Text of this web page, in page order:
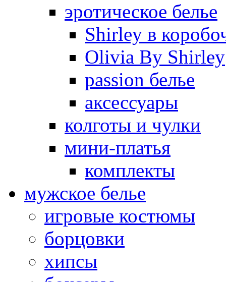
эротическое белье
Shirley в
Olivia By Shirley
passion белье
аксессуары
колготы и чулки
мини-платья
комплекты
мужское белье
игровые костюмы
борцовки
хипсы